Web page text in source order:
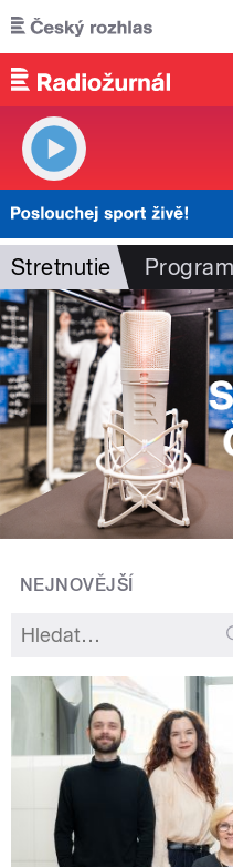
Přejít k hlavnímu obsahu
Stretnutie Program
NEJNOVĚJŠÍ